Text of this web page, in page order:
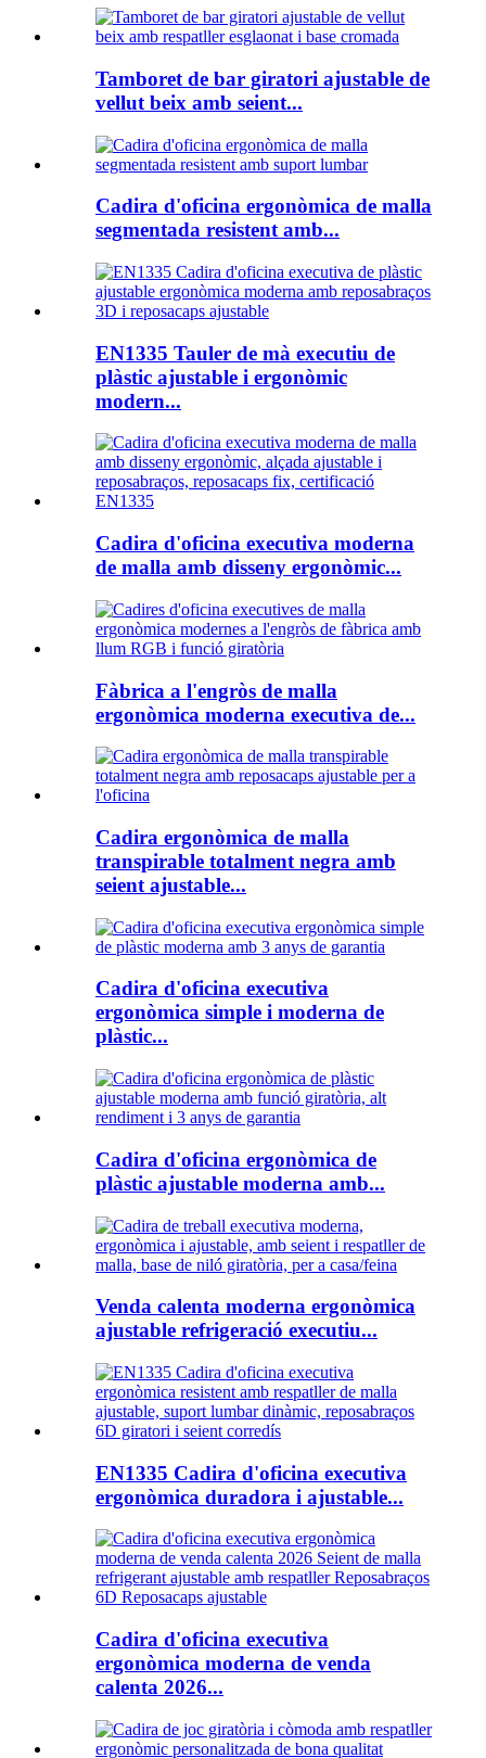
Tamboret de bar giratori ajustable de
vellut beix amb seient...
Cadira d'oficina ergonòmica de malla
segmentada resistent amb...
EN1335 Tauler de mà executiu de
plàstic ajustable i ergonòmic
modern...
Cadira d'oficina executiva moderna
de malla amb disseny ergonòmic...
Fàbrica a l'engròs de malla
ergonòmica moderna executiva de...
Cadira ergonòmica de malla
transpirable totalment negra amb
seient ajustable...
Cadira d'oficina executiva
ergonòmica simple i moderna de
plàstic...
Cadira d'oficina ergonòmica de
plàstic ajustable moderna amb...
Venda calenta moderna ergonòmica
ajustable refrigeració executiu...
EN1335 Cadira d'oficina executiva
ergonòmica duradora i ajustable...
Cadira d'oficina executiva
ergonòmica moderna de venda
calenta 2026...